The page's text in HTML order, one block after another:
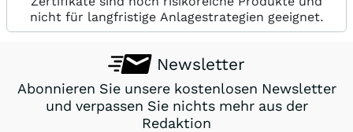
nicht für langfristige Anlagestrategien geeignet.
Newsletter
Abonnieren Sie unsere kostenlosen Newsletter
und verpassen Sie nichts mehr aus der
Redaktion